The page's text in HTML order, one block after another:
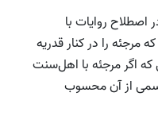
اصطلاح روایات با
را در کنار قدریه
اگر مرجئه با اهل‌سنت
از آن محسوب